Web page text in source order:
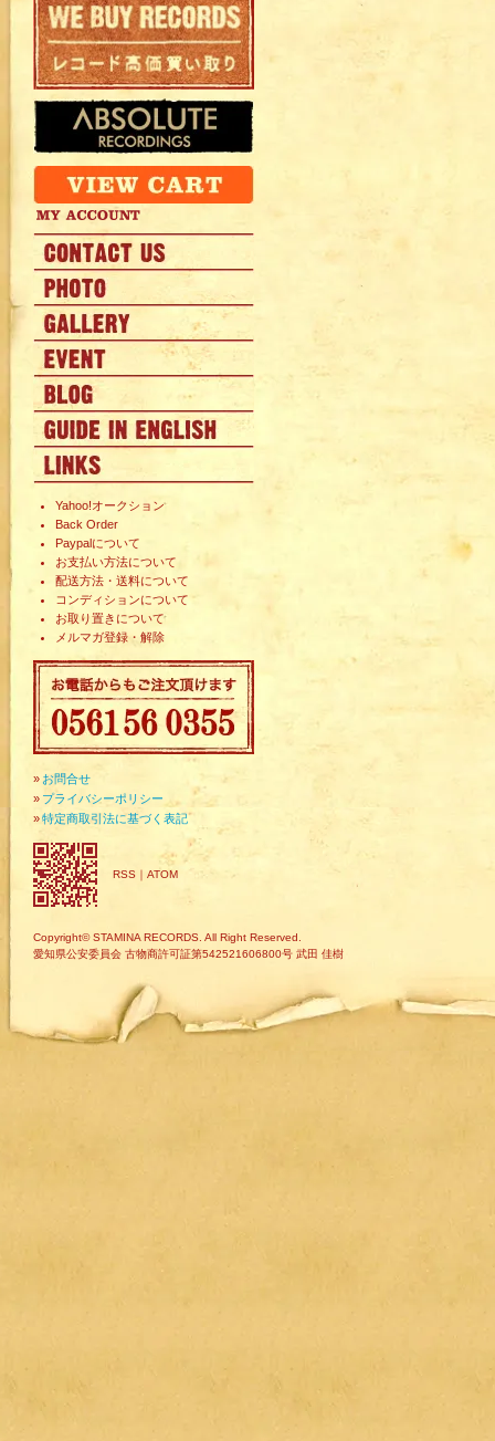
Yahoo!オークション
Back Order
Paypalについて
お支払い方法について
配送方法・送料について
コンディションについて
お取り置きについて
メルマガ登録・解除
» お問合せ
» プライバシーポリシー
»特定商取引法に基づく表記
RSS ｜ ATOM
Copyright© STAMINA RECORDS. All Right Reserved.
愛知県公安委員会 古物商許可証第542521606800号 武田 佳樹